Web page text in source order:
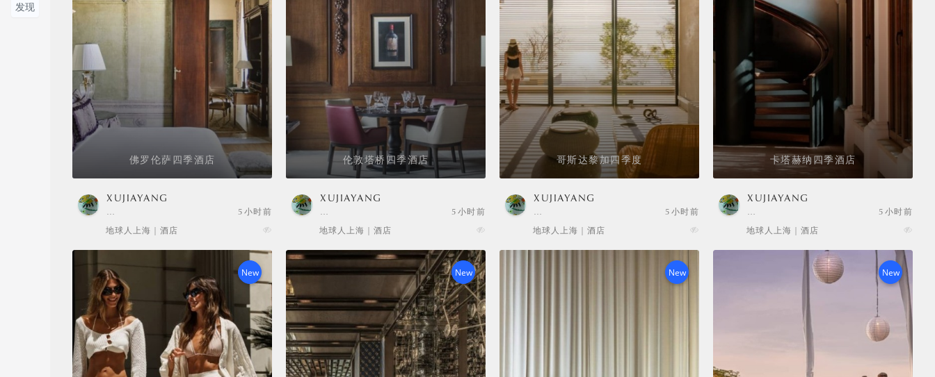
发现
佛罗伦萨四季酒店
XUJIAYANG
…
5小时前
地球人上海 | 酒店
伦敦塔桥四季酒店
XUJIAYANG
…
5小时前
地球人上海 | 酒店
哥斯达黎加四季度
XUJIAYANG
…
5小时前
地球人上海 | 酒店
卡塔赫纳四季酒店
XUJIAYANG
…
5小时前
地球人上海 | 酒店
New New New New